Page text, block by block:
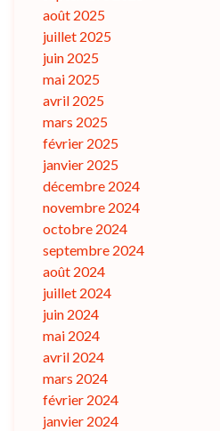
août 2025
juillet 2025
juin 2025
mai 2025
avril 2025
mars 2025
février 2025
janvier 2025
décembre 2024
novembre 2024
octobre 2024
septembre 2024
août 2024
juillet 2024
juin 2024
mai 2024
avril 2024
mars 2024
février 2024
janvier 2024